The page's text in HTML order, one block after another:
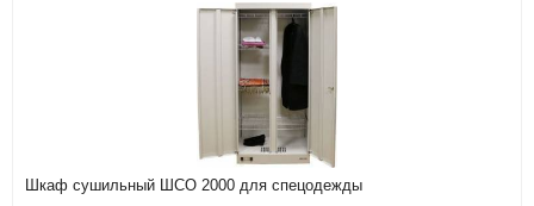
Шкаф сушильный ШСО 2000 для спецодежды